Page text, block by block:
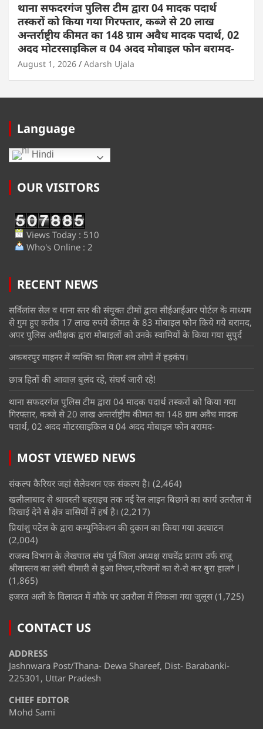
थाना सफदरगंज पुलिस टीम द्वारा 04 मादक पदार्थ
तस्करों को किया गया गिरफ्तार, कब्जे से 20 लाख
अन्तर्राष्ट्रीय कीमत का 148 ग्राम अवैध मादक पदार्थ, 02
अदद मोटरसाइकिल व 04 अदद मोबाइल फोन बरामद-
August 1, 2026 Adarsh Ujala
Language
Hindi
OUR VISITORS
Views Today : 510
Who's Online : 2
RECENT NEWS
सर्विलांस सेल व थाना स्तर की संयुक्त टीमों द्वारा सीईआईआर पोर्टल के माध्यम
से गुम हुए करीब 17 लाख रुपये कीमत के 83 मोबाइल फोन किये गये बरामद,
अपर पुलिस अधीक्षक द्वारा मोबाइलों को उनके स्वामियों के किया गया सुपुर्द
अकबरपुर माइनर में व्यक्ति का मिला शव लोगों में हड़कंप।
छात्र हितों की आवाज़ बुलंद रहे, संघर्ष जारी रहे!
थाना सफदरगंज पुलिस टीम द्वारा 04 मादक पदार्थ तस्करों को किया गया
गिरफ्तार, कब्जे से 20 लाख अन्तर्राष्ट्रीय कीमत का 148 ग्राम अवैध मादक
पदार्थ, 02 अदद मोटरसाइकिल व 04 अदद मोबाइल फोन बरामद-
MOST VIEWED NEWS
संकल्प कैरियर जहां सेलेक्शन एक संकल्प है। (2,464)
खलीलाबाद से श्रावस्ती बहराइच तक नई रेल लाइन बिछाने का कार्य उतरौला में
दिखाई देने से क्षेत्र वासियों में हर्ष है। (2,217)
प्रियांशु पटेल के द्वारा कम्युनिकेशन की दुकान का किया गया उदघाटन
(2,004)
राजस्व विभाग के लेखपाल संघ पूर्व जिला अध्यक्ष राघवेंद्र प्रताप उर्फ राजू
श्रीवास्तव का लंबी बीमारी से हुआ निधन,परिजनों का रो-रो कर बुरा हाल* l
(1,865)
हजरत अली के विलादत में मौके पर उतरौला में निकला गया जुलूस (1,725)
CONTACT US
ADDRESS
Jashnwara Post/Thana- Dewa Shareef, Dist- Barabanki-
225301, Uttar Pradesh
CHIEF EDITOR
Mohd Sami